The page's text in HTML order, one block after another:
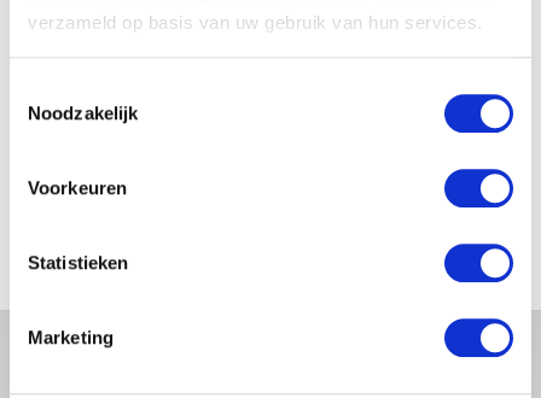
verzameld op basis van uw gebruik van hun services.
Noodzakelijk
Voorkeuren
Statistieken
Marketing
PRACHTIGE FOTO MET BABY